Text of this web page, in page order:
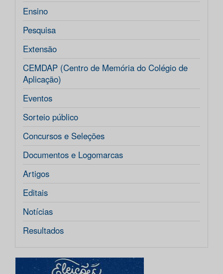
Ensino
Pesquisa
Extensão
CEMDAP (Centro de Memória do Colégio de
Aplicação)
Eventos
Sorteio público
Concursos e Seleções
Documentos e Logomarcas
Artigos
Editais
Notícias
Resultados